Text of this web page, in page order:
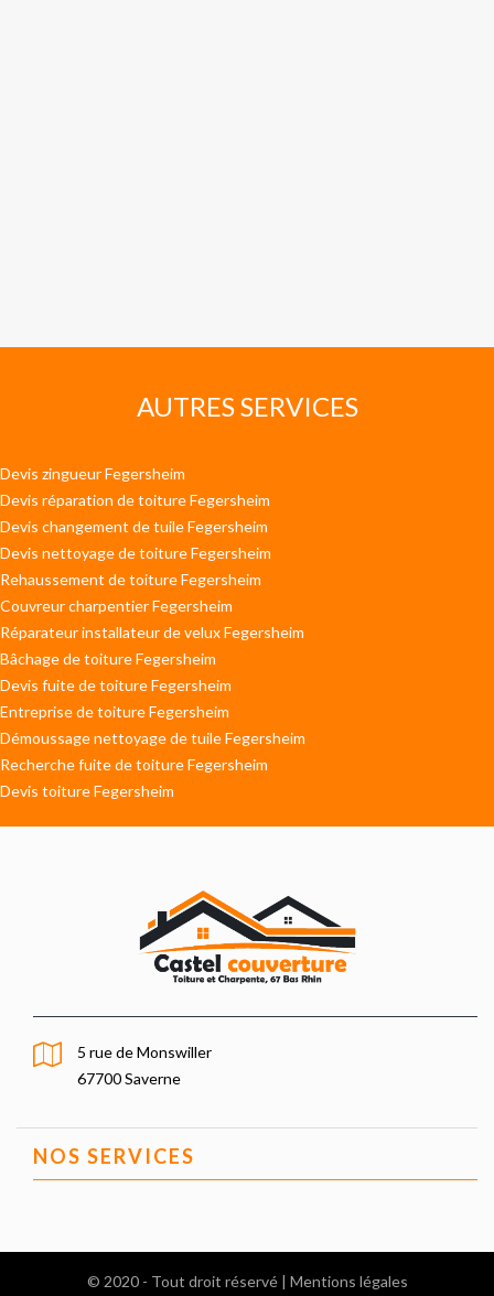
AUTRES SERVICES
Devis zingueur Fegersheim
Devis réparation de toiture Fegersheim
Devis changement de tuile Fegersheim
Devis nettoyage de toiture Fegersheim
Rehaussement de toiture Fegersheim
Couvreur charpentier Fegersheim
Réparateur installateur de velux Fegersheim
Bâchage de toiture Fegersheim
Devis fuite de toiture Fegersheim
Entreprise de toiture Fegersheim
Démoussage nettoyage de tuile Fegersheim
Recherche fuite de toiture Fegersheim
Devis toiture Fegersheim
5 rue de Monswiller
67700 Saverne
NOS SERVICES
© 2020 - Tout droit réservé | Mentions légales